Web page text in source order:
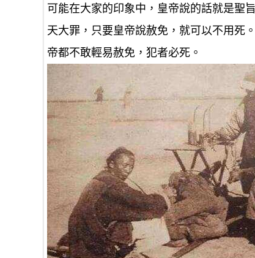
可能在大家的印象中，皇帝說的話就是聖
天大罪，只要皇帝說赦免，就可以不用死
帝都不敢輕易赦免，犯者必死。